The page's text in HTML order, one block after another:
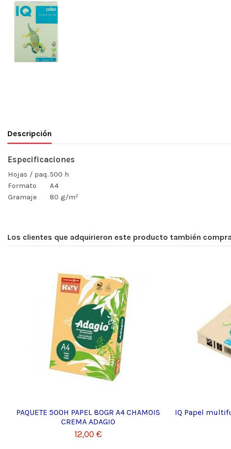
Descripción
Especificaciones
Hojas / paq. 500 h
Formato
A4
Gramaje
80 g/m²
Los clientes que adquirieron este producto también
PAQUETE 500H PAPEL 80GR A4 CHAMOIS
CREMA ADAGIO
12,00 €
IQ Papel